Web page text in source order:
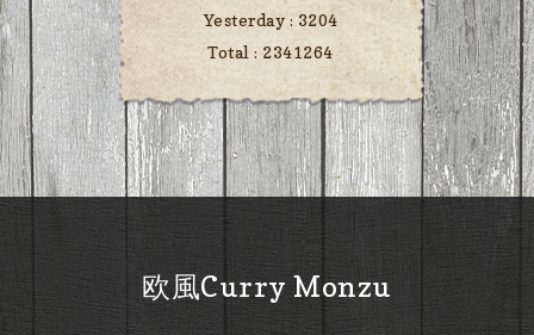
Yesterday : 3204
Total : 2341264
欧風Curry Monzu